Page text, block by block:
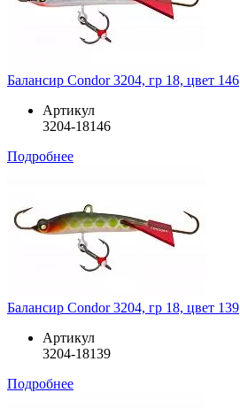
Балансир Condor 3204, гр 18, цвет 146
Артикул
3204-18146
Подробнее
Балансир Condor 3204, гр 18, цвет 139
Артикул
3204-18139
Подробнее